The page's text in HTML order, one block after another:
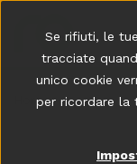
Se rifiuti, le
tracciate
unico cookie
per ricordare la
t
r
s
E
n
Home